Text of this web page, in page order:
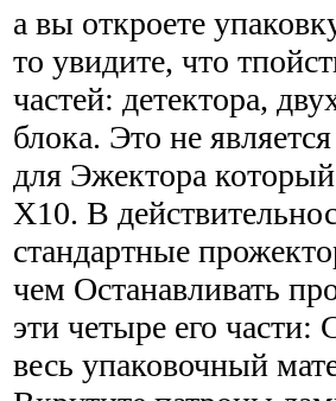
а вы откроете
то увидите, что
частей: детектора,
блока. Это не
для Эжектора
Х10. В
стандартные
чем Останавливать
эти четыре его
весь упаковочный